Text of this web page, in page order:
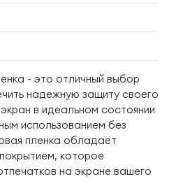
- это отличный выбор
надежную защиту своего
в идеальном состоянии
использованием без
пленка обладает
которое
на экране вашего